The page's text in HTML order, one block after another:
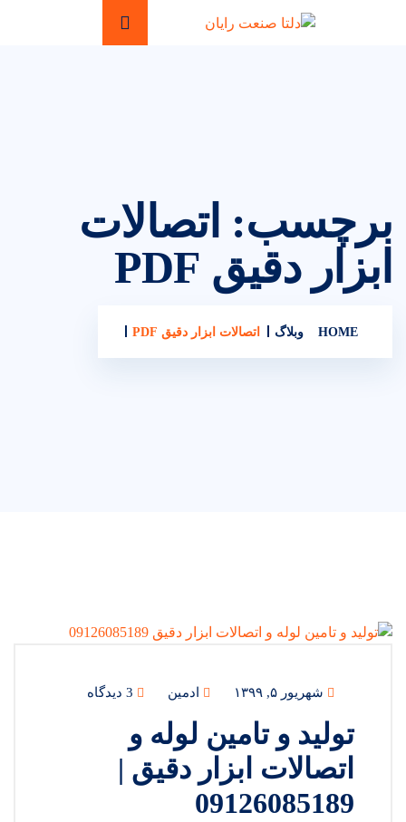
برچسب: اتصالات
ابزار دقیق PDF
HOME وبلاگ اتصالات ابزار دقیق PDF
شهریور ۵, ۱۳۹۹ ادمین
تولید و تامین لوله و
اتصالات ابزار دقیق |
09126085189